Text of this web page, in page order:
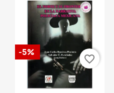
-5%
favorite_border